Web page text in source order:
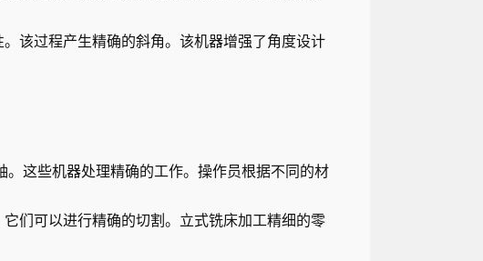
该过程产生精确的斜角。该机器增强了角度设计
这些机器处理精确的工作。操作员根据不同的材
们可以进行精确的切割。立式铣床加工精细的零